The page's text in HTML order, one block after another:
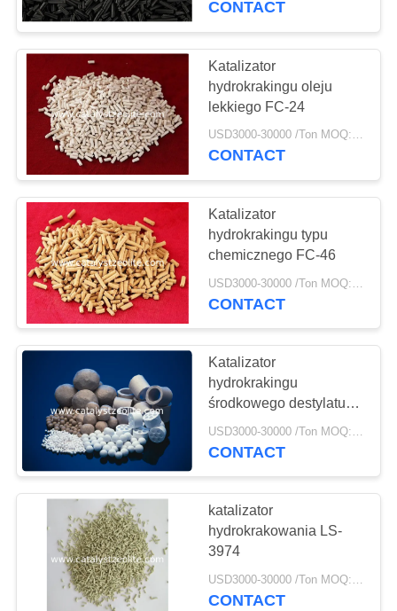
CONTACT
Katalizator
hydrokrakingu oleju
lekkiego FC-24
USD3000-30000 /Ton MOQ:1 KG
CONTACT
Katalizator
hydrokrakingu typu
chemicznego FC-46
CONTACT
Katalizator
hydrokrakingu
środkowego destylatu
FC-26 w kształcie
cylindra
USD3000-30000 /Ton MOQ:1 KG
CONTACT
katalizator
hydrokrakowania LS-
3974
USD3000-30000 /Ton MOQ:1 KG
CONTACT